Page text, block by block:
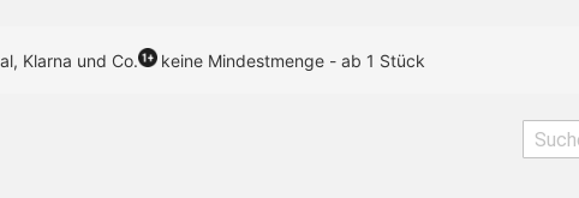
Klarna und Co. keine Mindestmenge - ab 1 Stück